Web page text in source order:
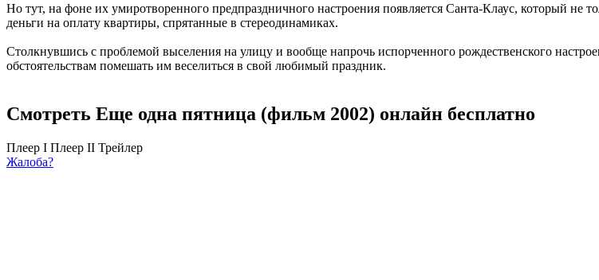
Но тут, на фоне их умиротворенного предпраздничного настроения появляется Санта-Клаус, который не
деньги на оплату квартиры, спрятанные в стереодинамиках.
Столкнувшись с проблемой выселения на улицу и вообще напрочь испорченного рождественского
обстоятельствам помешать им веселиться в свой любимый праздник.
Смотреть Еще одна пятница (фильм 2002) онлайн бесплатно
Плеер I Плеер II Трейлер
Жалоба?